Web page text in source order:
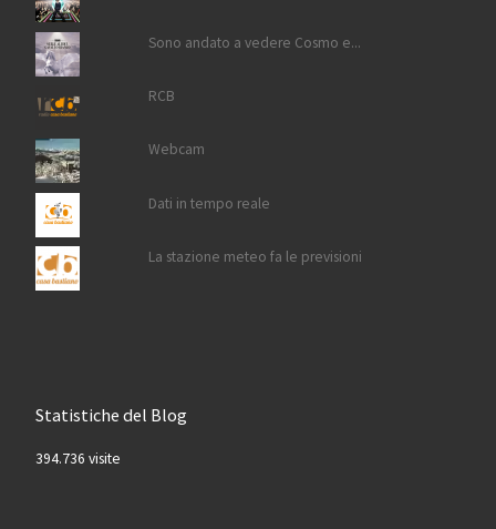
Sono andato a vedere Cosmo e...
RCB
Webcam
Dati in tempo reale
La stazione meteo fa le previsioni
Statistiche del Blog
394.736 visite